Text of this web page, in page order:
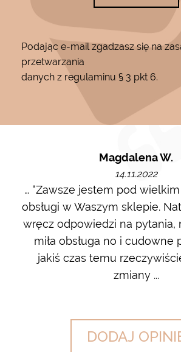
Podając e-mail zgadzasz się na
przetwarzania
danych z regulaminu § 3 pkt 6.
Magdalena W.
14.11.2022
… “Zawsze jestem pod
obsługi w Waszym sklepie.
wręcz odpowiedzi na pytania,
miła obsługa no i cudowne
jakiś czas temu
zmiany ...
DODAJ